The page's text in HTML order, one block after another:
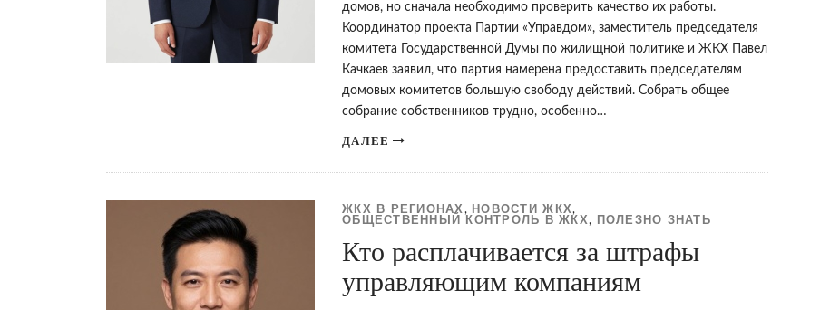
домов, но сначала необходимо проверить качество их работы.
Координатор проекта Партии «Управдом», заместитель председателя
комитета Государственной Думы по жилищной политике и ЖКХ Павел
Качкаев заявил, что партия намерена предоставить председателям
домовых комитетов большую свободу действий. Собрать общее
собрание собственников трудно, особенно…
ДАЛЕЕ
ЖКХ В РЕГИОНАХ, НОВОСТИ ЖКХ,
ОБЩЕСТВЕННЫЙ КОНТРОЛЬ В ЖКХ, ПОЛЕЗНО ЗНАТЬ
Кто расплачивается за штрафы
управляющим компаниям